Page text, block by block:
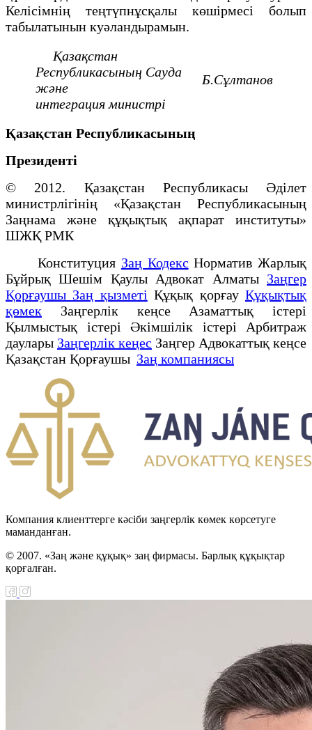
Келісімнің теңтүпнұсқалы көшірмесі болып
табылатынын куәландырамын.
Қазақстан
Республикасының Сауда
және
интеграция министрі
Б.Сұлтанов
Қазақстан Республикасының
Президенті
© 2012. Қазақстан Республикасы Әділет
министрлігінің «Қазақстан Республикасының
Заңнама және құқықтық ақпарат институты»
ШЖҚ РМК
Конституция Заң Кодекс Норматив Жарлық
Бұйрық Шешім Қаулы Адвокат Алматы Заңгер
Қорғаушы Заң қызметі Құқық қорғауҚұқықтық
қөмек Заңгерлік кеңсе Азаматтық істері
Қылмыстық істері Әкімшілік істері Арбитраж
даулары Заңгерлік кеңес Заңгер Адвокаттық кеңсе
Қазақстан Қорғаушы Заң компаниясы
Компания клиенттерге кәсіби заңгерлік көмек көрсетуге
маманданған.
© 2007. «Заң және құқық» заң фирмасы. Барлық құқықтар
қорғалған.